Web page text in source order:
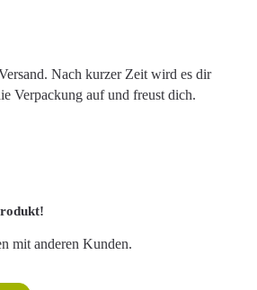
Nach kurzer Zeit wird es dir
Verpackung auf und freust dich.
von 0 von 5 Sternen
mit anderen Kunden.